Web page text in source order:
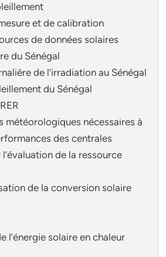
et de calibration
de données solaires
du Sénégal
de l’irradiation au Sénégal
du Sénégal
météorologiques nécessaires à
des centrales
de la ressource
de la conversion solaire
l’énergie solaire en chaleur